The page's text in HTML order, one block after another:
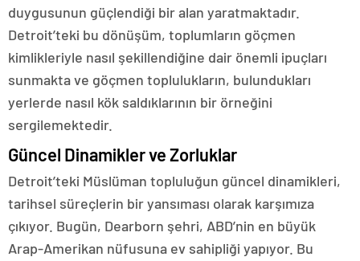
duygusunun güçlendiği bir alan yaratmaktadır.
Detroit’teki bu dönüşüm, toplumların göçmen
kimlikleriyle nasıl şekillendiğine dair önemli ipuçları
sunmakta ve göçmen toplulukların, bulundukları
yerlerde nasıl kök saldıklarının bir örneğini
sergilemektedir.
Güncel Dinamikler ve Zorluklar
Detroit’teki Müslüman topluluğun güncel dinamikleri,
tarihsel süreçlerin bir yansıması olarak karşımıza
çıkıyor. Bugün, Dearborn şehri, ABD’nin en büyük
Arap-Amerikan nüfusuna ev sahipliği yapıyor. Bu